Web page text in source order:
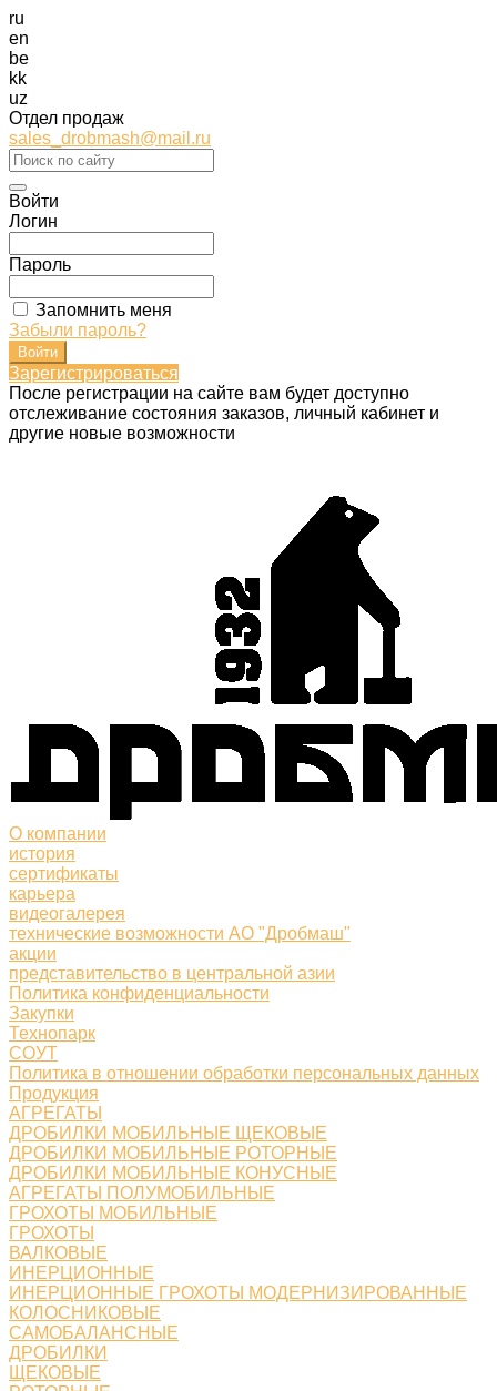
ru
en
be
kk
uz
Отдел продаж
sales_drobmash@mail.ru
Войти
Логин
Пароль
Запомнить меня
Забыли пароль?
Зарегистрироваться
После регистрации на сайте вам будет доступно
отслеживание состояния заказов, личный кабинет и
другие новые возможности
О компании
история
сертификаты
карьера
видеогалерея
технические возможности АО "Дробмаш"
акции
представительство в центральной азии
Политика конфиденциальности
Закупки
Технопарк
СОУТ
Политика в отношении обработки персональных данных
Продукция
АГРЕГАТЫ
ДРОБИЛКИ МОБИЛЬНЫЕ ЩЕКОВЫЕ
ДРОБИЛКИ МОБИЛЬНЫЕ РОТОРНЫЕ
ДРОБИЛКИ МОБИЛЬНЫЕ КОНУСНЫЕ
АГРЕГАТЫ ПОЛУМОБИЛЬНЫЕ
ГРОХОТЫ МОБИЛЬНЫЕ
ГРОХОТЫ
ВАЛКОВЫЕ
ИНЕРЦИОННЫЕ
ИНЕРЦИОННЫЕ ГРОХОТЫ МОДЕРНИЗИРОВАННЫЕ
КОЛОСНИКОВЫЕ
САМОБАЛАНСНЫЕ
ДРОБИЛКИ
ЩЕКОВЫЕ